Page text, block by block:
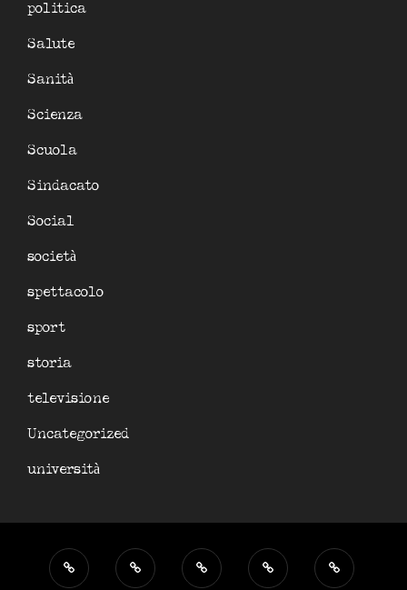
politica
Salute
Sanità
Scienza
Scuola
Sindacato
Social
società
spettacolo
sport
storia
televisione
Uncategorized
università